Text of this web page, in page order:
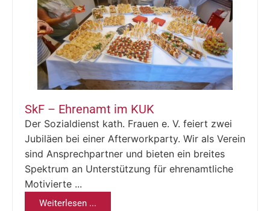
SkF – Ehrenamt im KUK
Der Sozialdienst kath. Frauen e. V. feiert zwei
Jubiläen bei einer Afterworkparty. Wir als Verein
sind Ansprechpartner und bieten ein breites
Spektrum an Unterstützung für ehrenamtliche
Motivierte ...
Weiterlesen ...